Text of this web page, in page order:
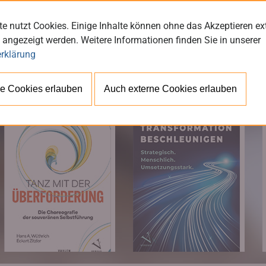
nutzt Cookies. Einige Inhalte können ohne das Akzeptieren
werden. Weitere Informationen finden Sie in unserer
Cookies erlauben Auch externe Cookies erlauben